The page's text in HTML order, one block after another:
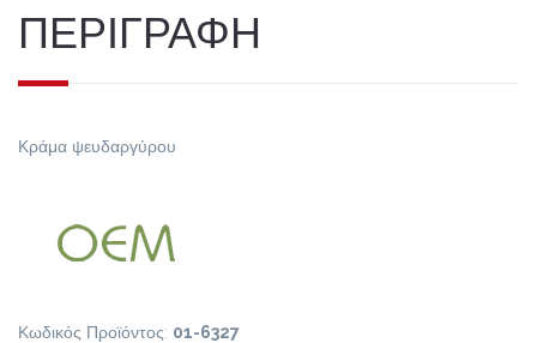
ΠΕΡΙΓΡΑΦΗ
Κράμα ψευδαργύρου
Κωδικός Προϊόντος: 01-6327